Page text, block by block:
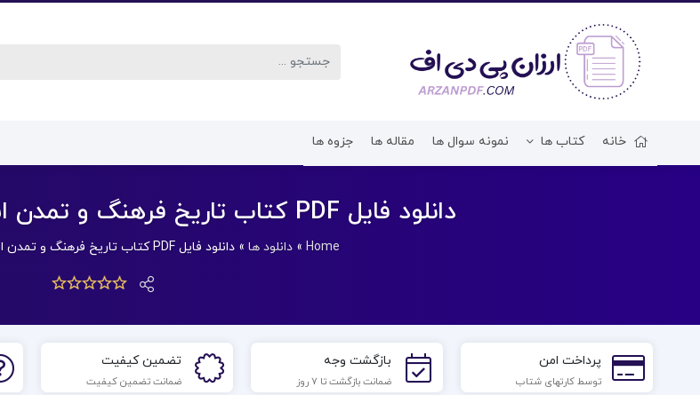
خانه کتاب ها نمونه سوال ها مقاله ها جزوه ها
دانلود فایل PDF کتاب تاریخ فرهنگ و تمدن اسلامی فاطمه جان احمدی
Home
» دانلود ها » دانلود فایل PDF کتاب تاریخ فرهنگ و تمدن اسلامی فاطمه جان احمدی
پرداخت امن
توسط کارتهای شتاب
بازگشت وجه
ضمانت بازگشت تا 7 روز
تضمین کیفیت
ضمانت تضمین کیفیت